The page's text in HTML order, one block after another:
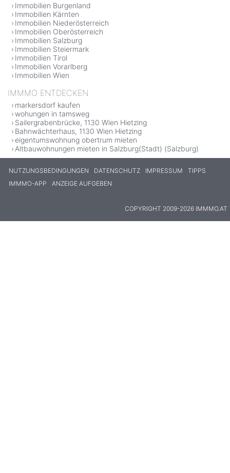
Immobilien Burgenland
Immobilien Kärnten
Immobilien Niederösterreich
Immobilien Oberösterreich
Immobilien Salzburg
Immobilien Steiermark
Immobilien Tirol
Immobilien Vorarlberg
Immobilien Wien
IMMMO ENTDECKEN
markersdorf kaufen
wohungen in tamsweg
Sailergrabenbrücke, 1130 Wien Hietzing
Bahnwächterhaus, 1130 Wien Hietzing
eigentumswohnung obertrum mieten
Altbauwohnungen mieten in Salzburg(Stadt) (Salzburg)
NUTZUNGSBEDINGUNGEN DATENSCHUTZ IMPRESSUM
TIPPS
IMMMO-APP
ANZEIGE AUFGEBEN
COPYRIGHT 2009-2026 IMMMO.AT